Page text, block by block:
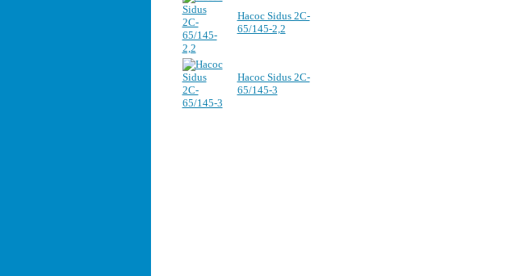
Насос Sidus 2C-
65/145-2,2
Насос Sidus 2C-
65/145-3